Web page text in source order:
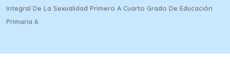
Integral De La Sexualidad Primero A Cuarto Grado De Educación
Primaria 6